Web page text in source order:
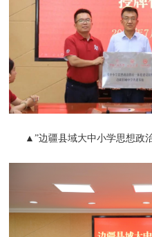
▲”边疆县域大中小学思想政